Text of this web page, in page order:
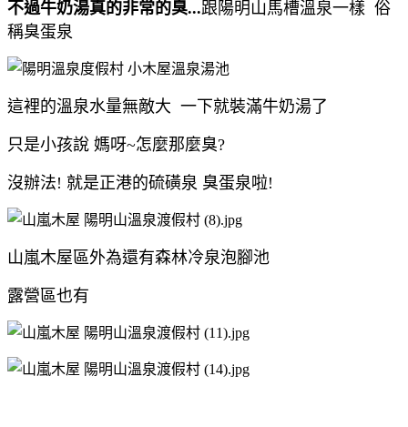
不過牛奶湯真的非常的臭...跟陽明山馬槽溫泉一樣 俗
稱臭蛋泉
這裡的溫泉水量無敵大 一下就裝滿牛奶湯了
只是小孩說 媽呀~怎麼那麼臭?
沒辦法! 就是正港的硫磺泉 臭蛋泉啦!
山嵐木屋區外為還有森林冷泉泡腳池
露營區也有